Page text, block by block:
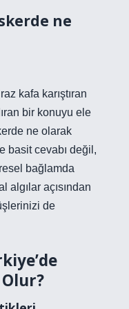
ne
kafa karıştıran
bir konuyu ele
ne olarak
basit cevabı değil,
bağlamda
açısından
de